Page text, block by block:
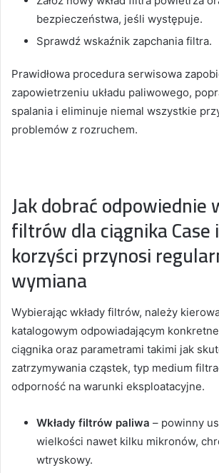
bezpieczeństwa, jeśli występuje.
Sprawdź wskaźnik zapchania filtra.
Prawidłowa procedura serwisowa
zapowietrzeniu układu paliwowego,
spalania i eliminuje niemal wszystkie
problemów z rozruchem.
Jak dobrać odpowiednie
filtrów dla ciągnika Case
korzyści przynosi
wymiana
Wybierając wkłady filtrów, należy
katalogowym odpowiadającym
ciągnika oraz parametrami takimi jak
zatrzymywania cząstek, typ medium
odporność na warunki eksploatacyjne.
Wkłady filtrów paliwa – powinny
wielkości nawet kilku mikronów,
wtryskowy.